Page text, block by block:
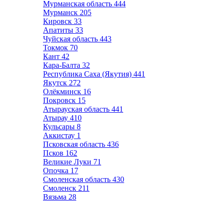
Мурманская область 444
Мурманск 205
Кировск 33
Апатиты 33
Чуйская область 443
Токмок 70
Кант 42
Кара-Балта 32
Республика Саха (Якутия) 441
Якутск 272
Олёкминск 16
Покровск 15
Атырауская область 441
Атырау 410
Кульсары 8
Аккистау 1
Псковская область 436
Псков 162
Великие Луки 71
Опочка 17
Смоленская область 430
Смоленск 211
Вязьма 28